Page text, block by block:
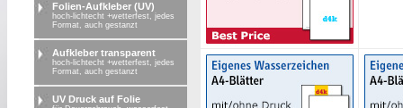
Folien-Aufkleber (UV)
hoch-lichtecht +wetterfest, jedes
Format, auch gestanzt
Aufkleber transparent
hoch-lichtecht +wetterfest, jedes
Format, auch gestanzt
UV Druck auf Folie